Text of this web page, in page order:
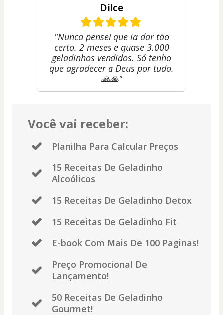
Dilce
"Nunca pensei que ia dar tão
certo. 2 meses e quase 3.000
geladinhos vendidos. Só tenho
que agradecer a Deus por tudo.
🙏🙏"
Você vai receber:
Planilha Para Calcular Preços
15 Receitas De Geladinho
Alcoólicos
15 Receitas De Geladinho Detox
15 Receitas De Geladinho Fit
E-book Com Mais De 100 Paginas!
Preço Promocional De
Lançamento!
50 Receitas De Geladinho
Gourmet!